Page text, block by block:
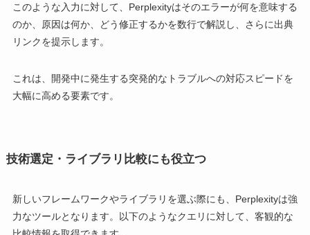
このような入力に対して、Perplexityはそのエラーが何を意味する
のか、原因は何か、どう修正するかを数行で解説し、さらに出典
リンクを提示します。
これは、開発中に発生する突発的なトラブルへの対応スピードを
大幅に高める要素です。
技術選定・ライブラリ比較にも役立つ
新しいフレームワークやライブラリを選ぶ際にも、Perplexityは強
力なツールとなります。以下のようなクエリに対して、客観的な